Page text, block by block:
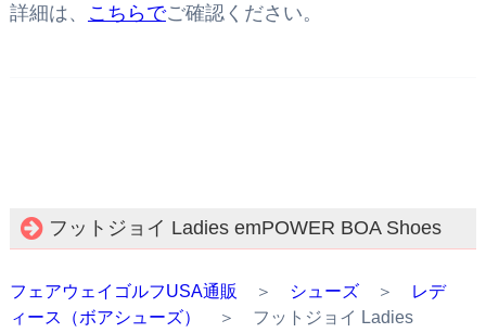
詳細は、
こちらでご確認ください。
フットジョイ Ladies emPOWER BOA Shoes
フェアウェイゴルフUSA通販 ＞ シューズ＞
レデ
ィース（ボアシューズ）
＞ フットジョイ Ladies